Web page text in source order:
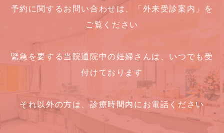
予約に関するお問い合わせは、「外来受診案内」を
ご覧ください
緊急を要する当院通院中の妊婦さんは、いつでも受
付けております
それ以外の方は、診療時間内にお電話ください